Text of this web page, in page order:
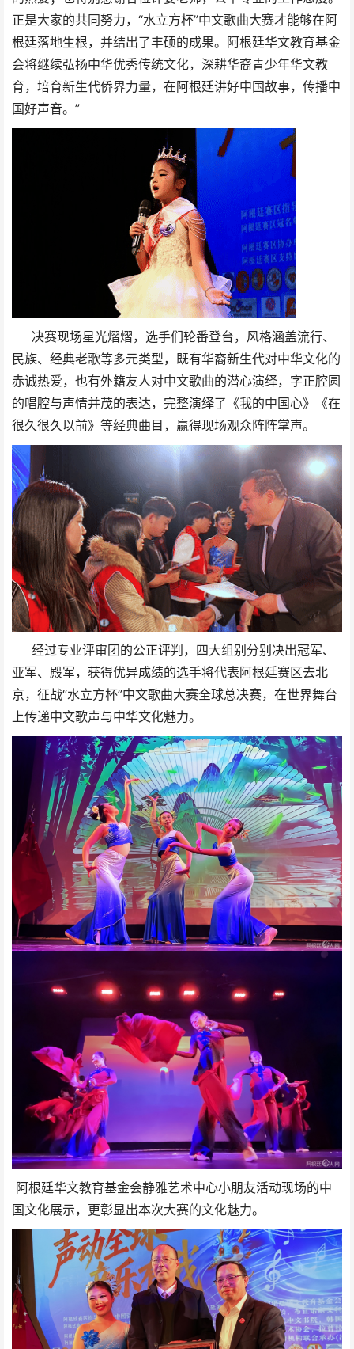
正是大家的共同努力，“水立方杯”中文歌曲大赛才能够在阿
根廷落地生根，并结出了丰硕的成果。阿根廷华⽂教育基⾦
会将继续弘扬中华优秀传统⽂化，深耕华裔⻘少年华⽂教
育，培育新⽣代侨界⼒量，在阿根廷讲好中国故事，传播中
国好声⾳。”
决赛现场星光熠熠，选手们轮番登台，风格涵盖流行、
民族、经典老歌等多元类型，既有华裔新生代对中华文化的
赤诚热爱，也有外籍友人对中文歌曲的潜心演绎，字正腔圆
的唱腔与声情并茂的表达，完整演绎了《我的中国心》《在
很久很久以前》等经典曲目，赢得现场观众阵阵掌声。
经过专业评审团的公正评判，四大组别分别决出冠军、
亚军、殿军，获得优异成绩的选手将代表阿根廷赛区去北
京，征战“水立方杯”中文歌曲大赛全球总决赛，在世界舞台
上传递中文歌声与中华文化魅力。
阿根廷华文教育基金会静雅艺术中心小朋友活动现场的中
国文化展示，更彰显出本次大赛的文化魅力。